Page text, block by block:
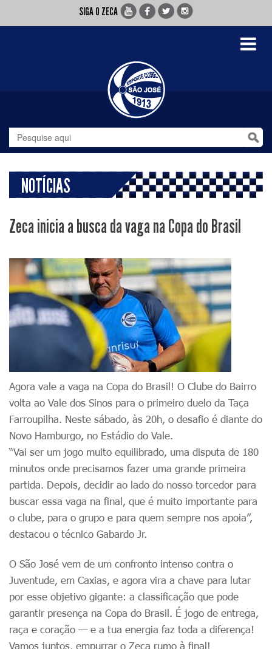
SIGA O ZECA
Toggle
NOTÍCIAS
Zeca inicia a busca da vaga na Copa do Brasil
Agora vale a vaga na Copa do Brasil! O Clube do Bairro
volta ao Vale dos Sinos para o primeiro duelo da Taça
Farroupilha. Neste sábado, às 20h, o desafio é diante do
Novo Hamburgo, no Estádio do Vale.
“Vai ser um jogo muito equilibrado, uma disputa de 180
minutos onde precisamos fazer uma grande primeira
partida. Depois, decidir ao lado do nosso torcedor para
buscar essa vaga na final, que é muito importante para
o clube, para o grupo e para quem sempre nos apoia”,
destacou o técnico Gabardo Jr.
O São José vem de um confronto intenso contra o
Juventude, em Caxias, e agora vira a chave para lutar
por esse objetivo gigante: a classificação que pode
garantir presença na Copa do Brasil. É jogo de entrega,
raça e coração — e a tua energia faz toda a diferença!
Vamos juntos, empurrar o Zeca rumo à final!